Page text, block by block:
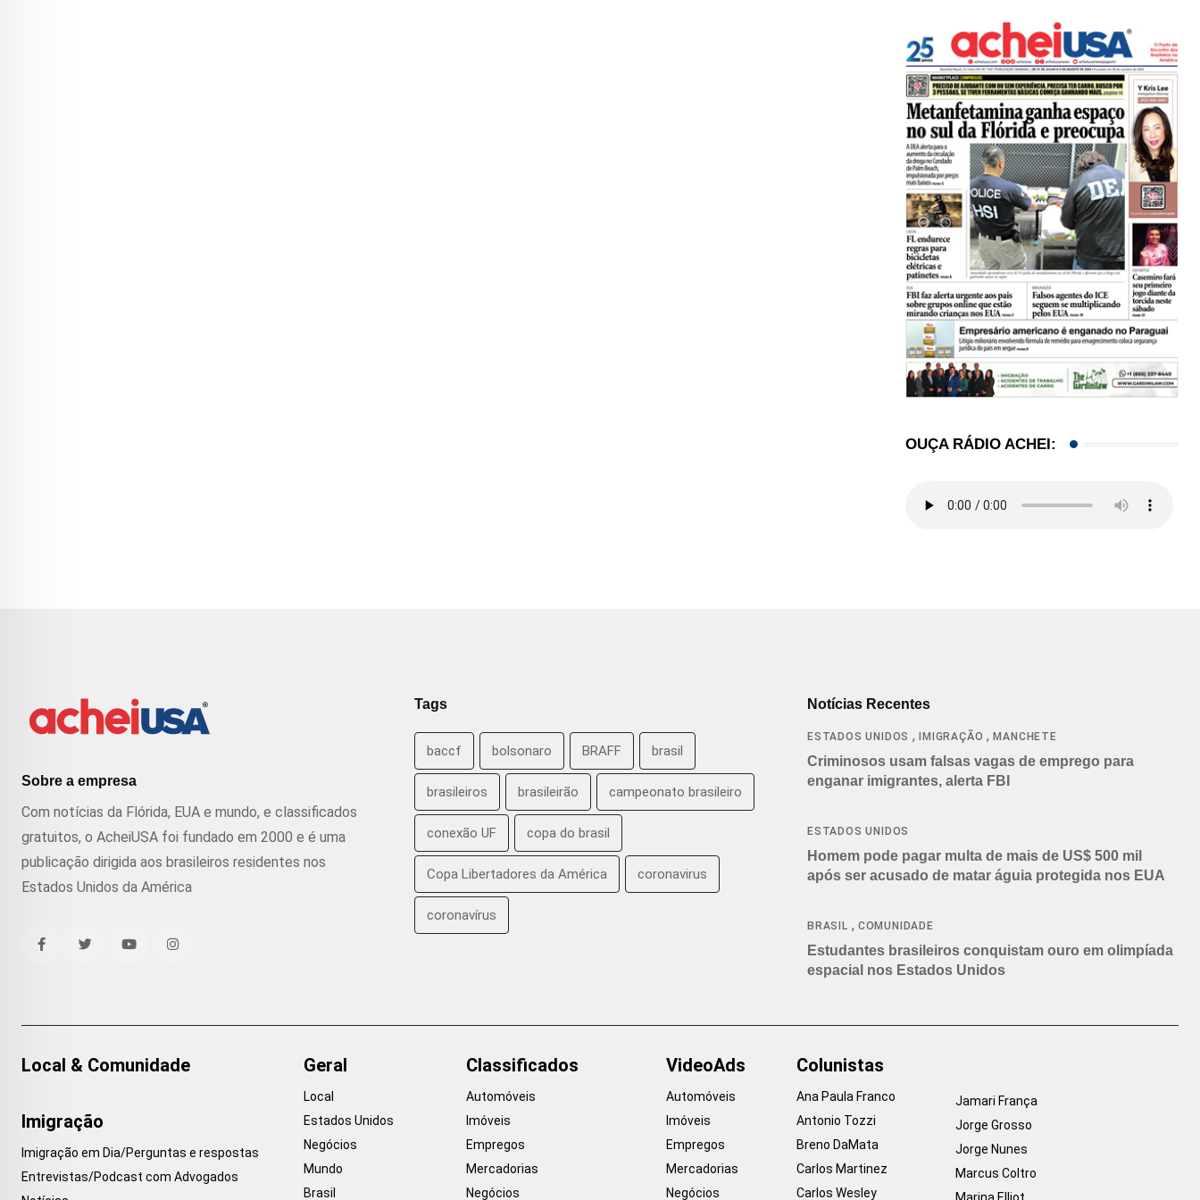
OUÇA RÁDIO ACHEI:
Sobre a empresa
Com notícias da Flórida, EUA e mundo, e classificados
gratuitos, o AcheiUSA foi fundado em 2000 e é uma
publicação dirigida aos brasileiros residentes nos
Estados Unidos da América
Tags
baccf bolsonaro BRAFF brasil
brasileiros brasileirão campeonato brasileiro
conexão UF copa do brasil
Copa Libertadores da América coronavirus
coronavírus
Notícias Recentes
ESTADOS UNIDOS , IMIGRAÇÃO ,MANCHETE
Criminosos usam falsas vagas de emprego para
enganar imigrantes, alerta FBI
ESTADOS UNIDOS
Homem pode pagar multa de mais de US$ 500 mil
após ser acusado de matar águia protegida nos EUA
BRASIL , COMUNIDADE
Estudantes brasileiros conquistam ouro em olimpíada
espacial nos Estados Unidos
Local & Comunidade
Imigração
Imigração em Dia/Perguntas e respostas
Entrevistas/Podcast com Advogados
Geral
Local
Estados Unidos
Negócios
Mundo
Brasil
Classificados
Automóveis
Imóveis
Empregos
Mercadorias
Negócios
VideoAds
Automóveis
Imóveis
Empregos
Mercadorias
Negócios
Colunistas
Ana Paula Franco
Antonio Tozzi
Breno DaMata
Carlos Martinez
Carlos Wesley
Jamari França
Jorge Grosso
Jorge Nunes
Marcus Coltro